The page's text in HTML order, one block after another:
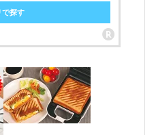
で探す